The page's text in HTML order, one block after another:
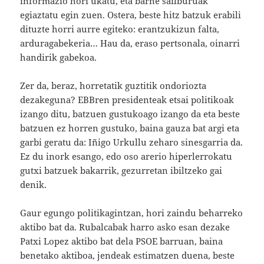
egiaztatu egin zuen. Ostera, beste hitz batzuk erabili
dituzte horri aurre egiteko: erantzukizun falta,
arduragabekeria… Hau da, eraso pertsonala, oinarri
handirik gabekoa.
Zer da, beraz, horretatik guztitik ondoriozta
dezakeguna? EBBren presidenteak etsai politikoak
izango ditu, batzuen gustukoago izango da eta beste
batzuen ez horren gustuko, baina gauza bat argi eta
garbi geratu da: Iñigo Urkullu zeharo sinesgarria da.
Ez du inork esango, edo oso arerio hiperlerrokatu
gutxi batzuek bakarrik, gezurretan ibiltzeko gai
denik.
Gaur egungo politikagintzan, hori zaindu beharreko
aktibo bat da. Rubalcabak harro asko esan dezake
Patxi Lopez aktibo bat dela PSOE barruan, baina
benetako aktiboa, jendeak estimatzen duena, beste